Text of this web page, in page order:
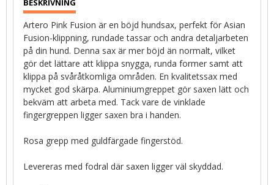
Artero Pink Fusion är en böjd hundsax, perfekt för Asian
Fusion-klippning, rundade tassar och andra detaljarbeten
på din hund. Denna sax är mer böjd än normalt, vilket
gör det lättare att klippa snygga, runda former samt att
klippa på svåråtkomliga områden. En kvalitetssax med
mycket god skärpa. Aluminiumgreppet gör saxen lätt och
bekväm att arbeta med. Tack vare de vinklade
fingergreppen ligger saxen bra i handen.
Rosa grepp med guldfärgade fingerstöd.
Levereras med fodral där saxen ligger väl skyddad.